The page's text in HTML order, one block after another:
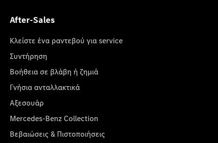
After-Sales
Κλείστε ένα ραντεβού για service
Συντήρηση
Βοήθεια σε βλάβη ή ζημιά
Γνήσια ανταλλακτικά
Αξεσουάρ
Mercedes-Benz Collection
Βεβαιώσεις & Πιστοποιήσεις